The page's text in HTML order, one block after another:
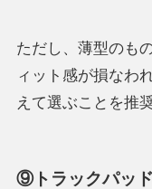
ただし、薄型のも
ィット感が損なわ
えて選ぶことを推
⑨トラックパッド